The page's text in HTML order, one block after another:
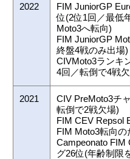
2022
FIM JuniorGP
位(2位1回／最低
Moto3へ転向)
FIM JuniorGP
終盤4戦のみ出場)
CIVMoto3ランキ
4回／転倒で4戦
2021
CIV PreMoto3チ
転倒で2戦欠場)
FIM CEV Repsol
FIM Moto3転向
Campeonato FIM
グ26位(年齢制限